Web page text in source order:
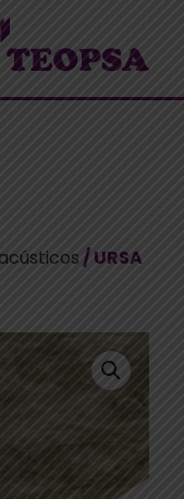
/ URSA